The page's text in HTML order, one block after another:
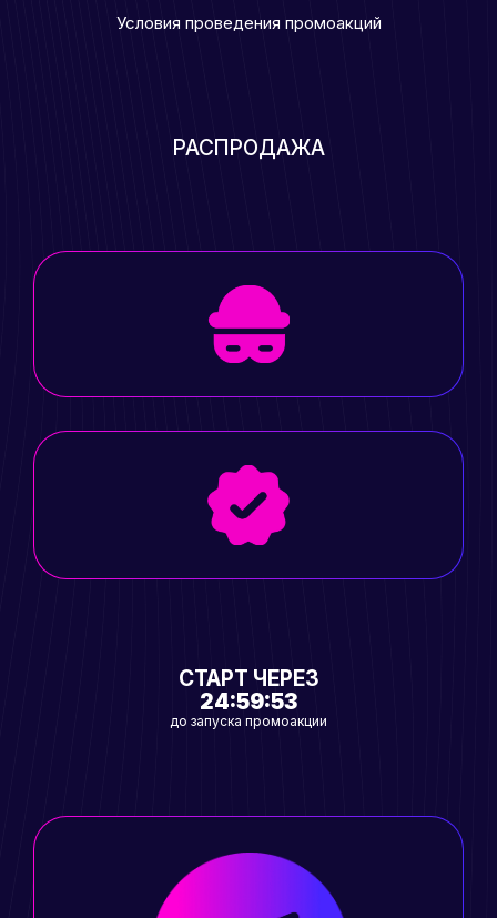
Условия проведения промоакций
РАСПРОДАЖА
СТАРТ ЧЕРЕЗ
24:59:51
до запуска промоакции